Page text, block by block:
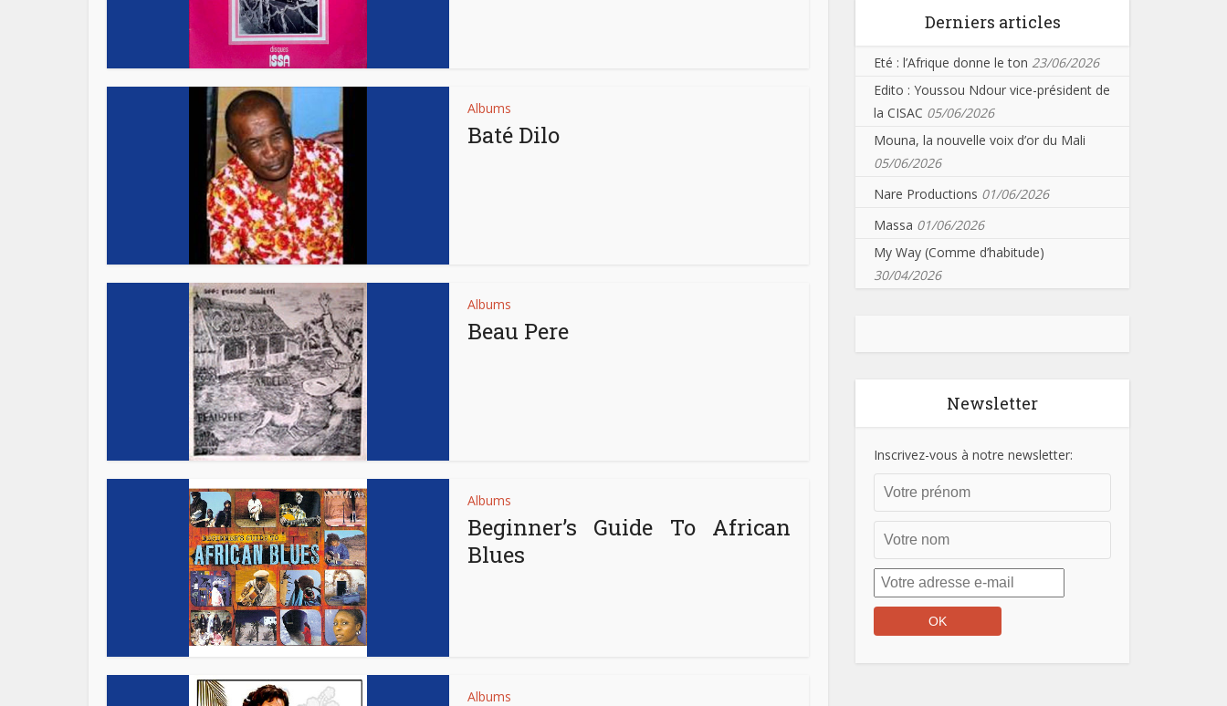
Albums
Baté Dilo
Albums
Beau Pere
Albums
Beginner’s Guide To African
Blues
Albums
Derniers articles
Eté : l’Afrique donne le ton 23/06/2026
Edito : Youssou Ndour vice-président de
la CISAC 05/06/2026
Mouna, la nouvelle voix d’or du Mali
05/06/2026
Nare Productions 01/06/2026
Massa 01/06/2026
My Way (Comme d’habitude)
30/04/2026
Newsletter
Inscrivez-vous à notre newsletter: